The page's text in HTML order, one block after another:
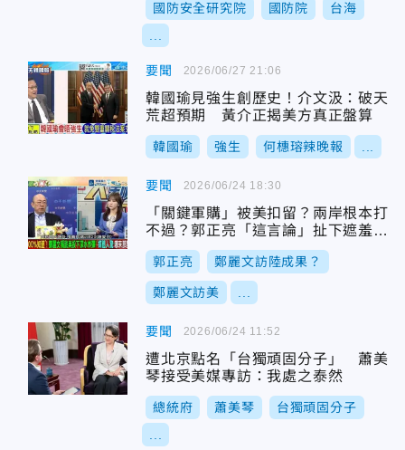
國防安全研究院 國防院 台海
要聞
韓國瑜見強生創歷史！介文汲：破天
荒超預期 黃介正揭美方真正盤算
韓國瑜 強生 何橞瑢辣晚報
2026/06/27 21:06
要聞
「關鍵軍購」被美扣留？兩岸根本打
不過？郭正亮「這言論」扯下遮羞
布？！
郭正亮 鄭麗文訪陸成果？
鄭麗文訪美
2026/06/24 18:30
要聞
遭北京點名「台獨頑固分子」 蕭美
琴接受美媒專訪：我處之泰然
總統府 蕭美琴 台獨頑固分子
2026/06/24 11:52